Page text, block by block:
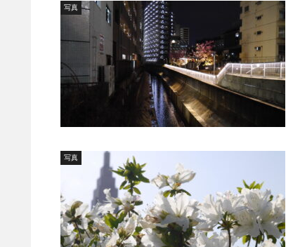
写真
写真